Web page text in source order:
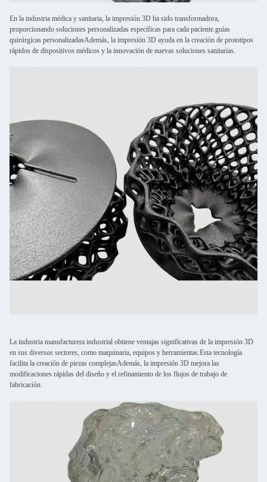
En la industria médica y sanitaria, la impresión 3D ha sido transformadora,
proporcionando soluciones personalizadas específicas para cada paciente.guías
quirúrgicas personalizadasAdemás, la impresión 3D ayuda en la creación de prototipos
rápidos de dispositivos médicos y la innovación de nuevas soluciones sanitarias.
La industria manufacturera industrial obtiene ventajas significativas de la impresión 3D
en sus diversos sectores, como maquinaria, equipos y herramientas.Esta tecnología
facilita la creación de piezas complejasAdemás, la impresión 3D mejora las
modificaciones rápidas del diseño y el refinamiento de los flujos de trabajo de
fabricación.